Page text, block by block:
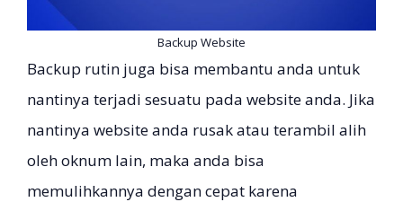
Backup Website
Backup rutin juga bisa membantu anda untuk
nantinya terjadi sesuatu pada website anda. Jika
nantinya website anda rusak atau terambil alih
oleh oknum lain, maka anda bisa
memulihkannya dengan cepat karena